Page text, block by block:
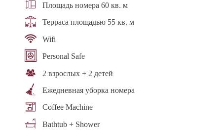
Площадь номера 60 кв. м
Терраса площадью 55 кв. м
Wifi
Personal Safe
2 взрослых + 2 детей
Ежедневная уборка номера
Coffee Machine
Bathtub + Shower